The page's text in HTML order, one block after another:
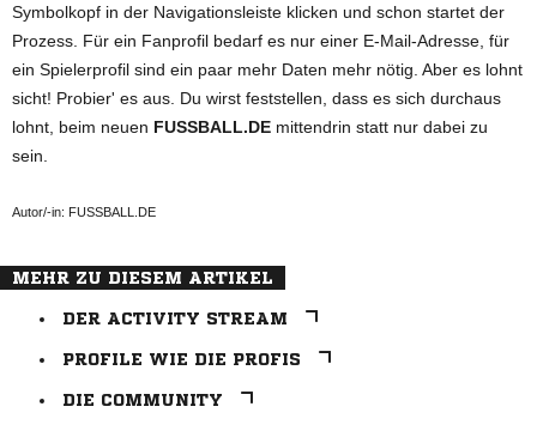
Symbolkopf in der Navigationsleiste klicken und schon startet der
Prozess. Für ein Fanprofil bedarf es nur einer E-Mail-Adresse, für
ein Spielerprofil sind ein paar mehr Daten mehr nötig. Aber es lohnt
sicht! Probier' es aus. Du wirst feststellen, dass es sich durchaus
lohnt, beim neuen FUSSBALL.DE mittendrin statt nur dabei zu
sein.
Autor/-in: FUSSBALL.DE
MEHR ZU DIESEM ARTIKEL
DER ACTIVITY STREAM
PROFILE WIE DIE PROFIS
DIE COMMUNITY